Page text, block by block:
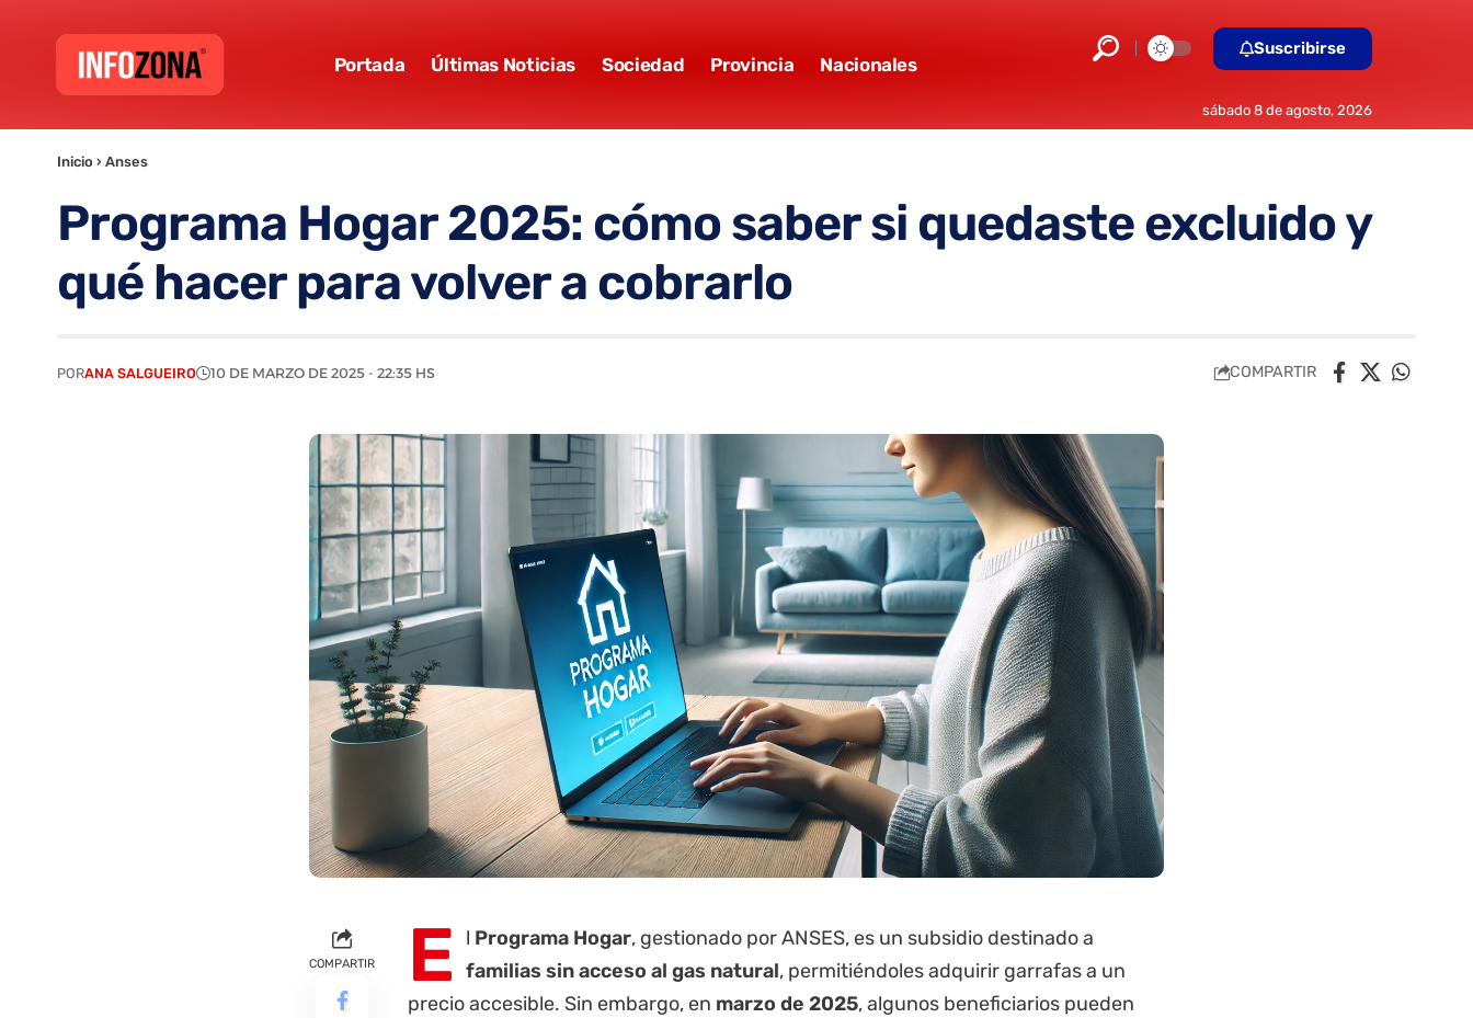
Portada Últimas Noticias Sociedad Provincia Nacionales
Suscribirse
sábado 8 de agosto, 2026
Inicio › Anses
Programa Hogar 2025: cómo saber si quedaste excluido y
qué hacer para volver a cobrarlo
PORANA SALGUEIRO 10 DE MARZO DE 2025 - 22:35 HS COMPARTIR
COMPARTIR E l Programa Hogar, gestionado porANSES, es un subsidio destinado a
familias sin acceso al gas natural, permitiéndoles adquirir garrafas a un
precio accesible. Sin embargo, en marzo de 2025, algunos beneficiarios pueden